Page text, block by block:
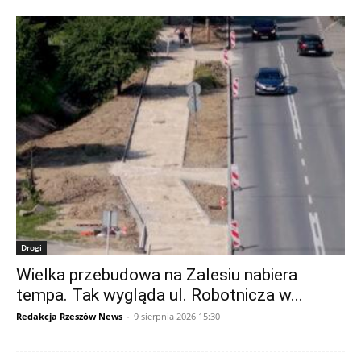
Drogi
Wielka przebudowa na Zalesiu nabiera
tempa. Tak wygląda ul. Robotnicza w...
Redakcja Rzeszów News - 9 sierpnia 2026 15:30